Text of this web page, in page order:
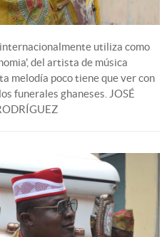
internacionalmente utiliza como
del artista de música
melodía poco tiene que ver con
funerales ghaneses. JOSÉ